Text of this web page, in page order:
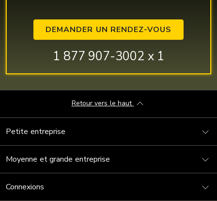
DEMANDER UN RENDEZ-VOUS
1 877 907-3002 x 1
Petite entreprise
Moyenne et grande entreprise
Connexions
Retour vers le haut